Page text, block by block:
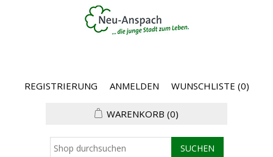
REGISTRIERUNG ANMELDEN WUNSCHLISTE (0)
WARENKORB (0)